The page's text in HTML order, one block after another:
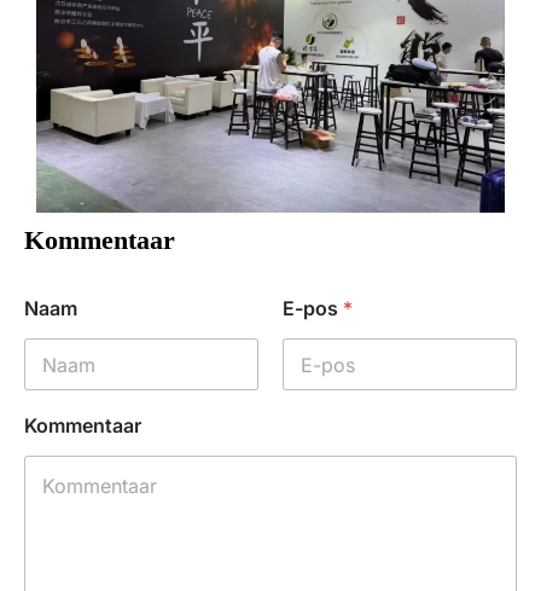
Kommentaar
Naam E-pos *
Kommentaar